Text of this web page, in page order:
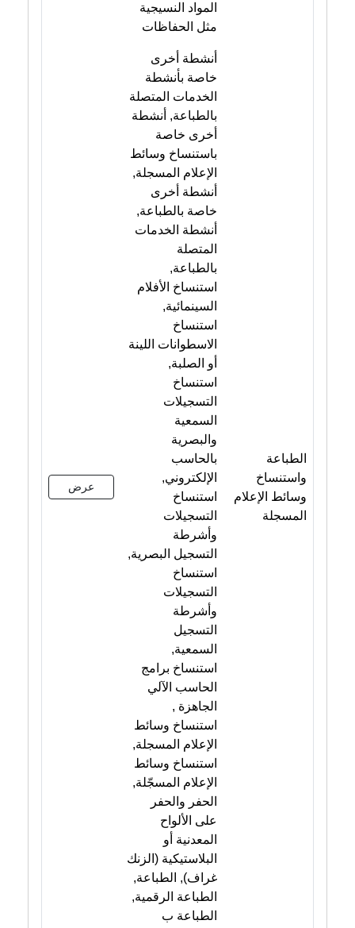
المواد النسيجية
مثل الحفاظات
الطباعة
واستنساخ
وسائط الإعلام
المسجلة
أنشطة أخرى
خاصة بأنشطة
الخدمات المتصلة
بالطباعة, أنشطة
أخرى خاصة
باستنساخ وسائط
الإعلام المسجلة,
أنشطة أخرى
خاصة بالطباعة,
أنشطة الخدمات
المتصلة
بالطباعة,
استنساخ الأفلام
السينمائية,
استنساخ
الاسطوانات اللينة
أو الصلبة,
استنساخ
التسجيلات
السمعية
والبصرية
بالحاسب
الإلكتروني,
استنساخ
التسجيلات
وأشرطة
التسجيل البصرية,
استنساخ
التسجيلات
وأشرطة
التسجيل
السمعية,
استنساخ برامج
الحاسب الآلي
الجاهزة ,
استنساخ وسائط
الإعلام المسجلة,
استنساخ وسائط
الإعلام المسجّلة,
الحفر والحفر
على الألواح
المعدنية أو
البلاستيكية (الزنك
غراف), الطباعة,
الطباعة الرقمية,
الطباعة ب
عرض